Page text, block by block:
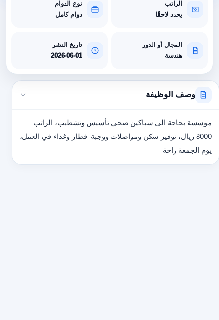
الراتب
يحدد لاحقًا
نوع الدوام
دوام كامل
المجال أو الدور
هندسة
تاريخ النشر
2026-06-01
وصف الوظيفة
مؤسسة بحاجة الى سباكين صحي تأسيس وتشطيب، الراتب
3000 ريال، توفير سكن ومواصلات ووجبة افطار وغداء في العمل،
يوم الجمعة راحة